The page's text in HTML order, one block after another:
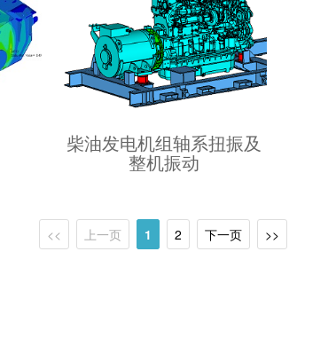
柴油发电机组轴系扭振及
整机振动
<< 上一页 1 2 下一页 >>